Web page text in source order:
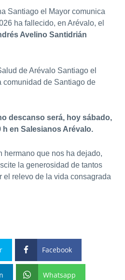
Santiago el Mayor comunica
ha fallecido, en Arévalo, el
Avelino Santidrián
de Arévalo Santiago el
comunidad de Santiago de
descanso será, hoy sábado,
h en Salesianos Arévalo.
hermano que nos ha dejado,
la generosidad de tantos
el relevo de la vida consagrada
Facebook
Whatsapp